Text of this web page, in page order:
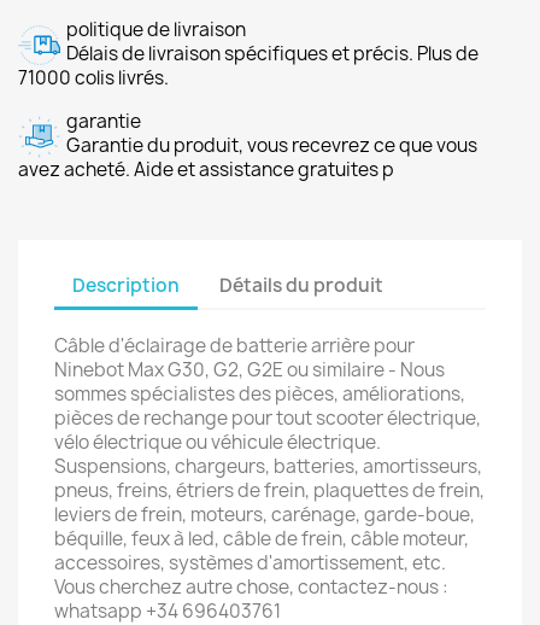
politique de livraison
Délais de livraison spécifiques et précis. Plus de
71000 colis livrés.
garantie
Garantie du produit, vous recevrez ce que vous
avez acheté. Aide et assistance gratuites p
Description Détails du produit
Câble d'éclairage de batterie arrière pour
Ninebot Max G30, G2, G2E ou similaire - Nous
sommes spécialistes des pièces, améliorations,
pièces de rechange pour tout scooter électrique,
vélo électrique ou véhicule électrique.
Suspensions, chargeurs, batteries, amortisseurs,
pneus, freins, étriers de frein, plaquettes de frein,
leviers de frein, moteurs, carénage, garde-boue,
béquille, feux à led, câble de frein, câble moteur,
accessoires, systèmes d'amortissement, etc.
Vous cherchez autre chose, contactez-nous :
whatsapp +34 696403761